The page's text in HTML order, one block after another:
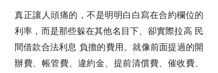
真正讓人頭痛的，不是明明白白寫在合約欄位的
利率，而是那些躲在其他名目下、卻實際拉高 民
間借款合法利息 負擔的費用。就像前面提過的開
辦費、帳管費、違約金、提前清償費、催收費、